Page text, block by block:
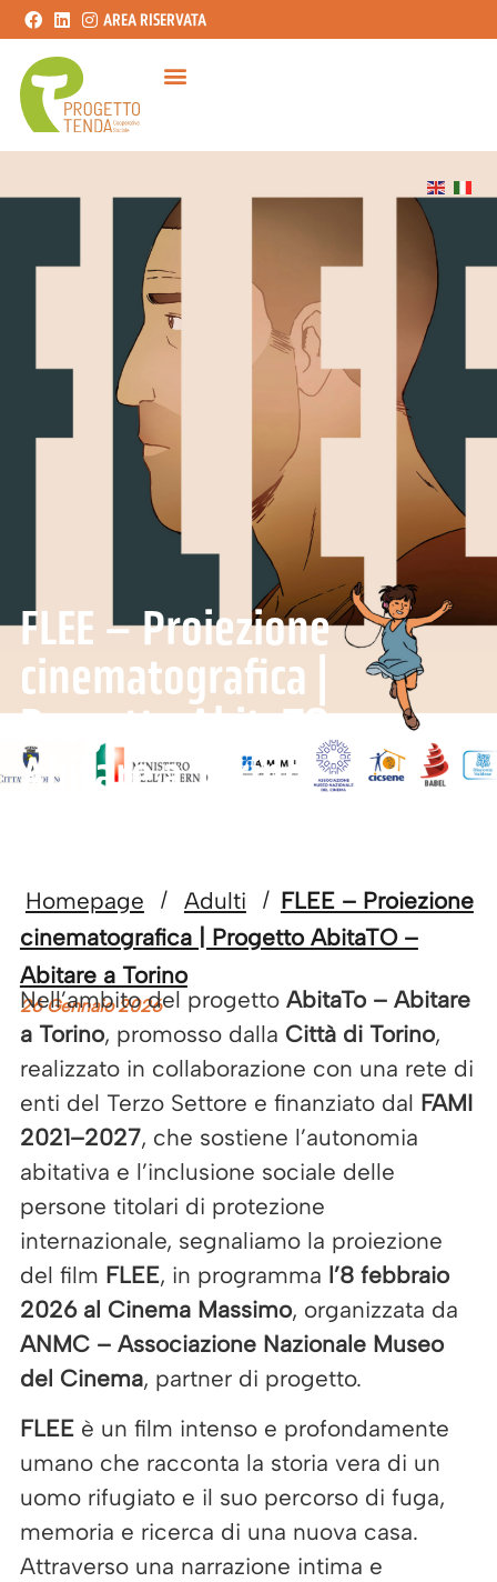
AREA RISERVATA
FLEE – Proiezione
cinematografica |
Progetto AbitaTO –
Abitare a Torino
Homepage / Adulti / FLEE – Proiezione
cinematografica | Progetto AbitaTO –
Abitare a Torino
26 Gennaio 2026
Nell’ambito del progetto AbitaTo – Abitare
a Torino, promosso dalla Città di Torino,
realizzato in collaborazione con una rete di
enti del Terzo Settore e finanziato dal FAMI
2021–2027, che sostiene l’autonomia
abitativa e l’inclusione sociale delle
persone titolari di protezione
internazionale, segnaliamo la proiezione
del film FLEE, in programma l’8 febbraio
2026 al Cinema Massimo, organizzata da
ANMC – Associazione Nazionale Museo
del Cinema, partner di progetto.
FLEEè un film intenso e profondamente
umano che racconta la storia vera di un
uomo rifugiato e il suo percorso di fuga,
memoria e ricerca di una nuova casa.
Attraverso una narrazione intima e